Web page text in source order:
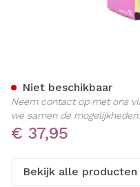
€ 37,95
Niet beschikbaar
Neem contact op met ons
we samen de mogelijkheden.
Bekijk alle producten